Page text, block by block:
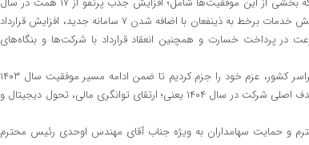
۱۴۰۲ به رقمی بالغ بر ۳۲ همت در سال گذشته بوده، همچنین افزایش خدمات برخط به ذینفعان با اضافه شدن ۷ سامانه جدید، افزایش قرارداد
درمانی، افزایش سرعت در پرداخت خسارت و همچنین انعقاد قرارداد با شرکت‌ها و بنگاه‌های
در سال جدید با کمک، تلاش و همراهی همه همکاران عزیز در سراسر کشور، عزم خود را جزم کردیم تا ضمن ادامه مسیر موفقیت سال ۱۴۰۳
رکوردهای جدیدی را ثبت نماییم و در این راه بر اجرا و تحقق سه هدف اصلی شرکت در سال ۱۴۰۴ یعنی؛ ارتقای توانگری مالی، تحول دیجیتال و
و حمایت سهامداران به ویژه جناب آقای مهندس اوحدی رئیس محترم